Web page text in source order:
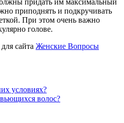
приподнять и подкручивать
При этом очень важно
голове.
сайта Женские Вопросы
условиях?
волос?